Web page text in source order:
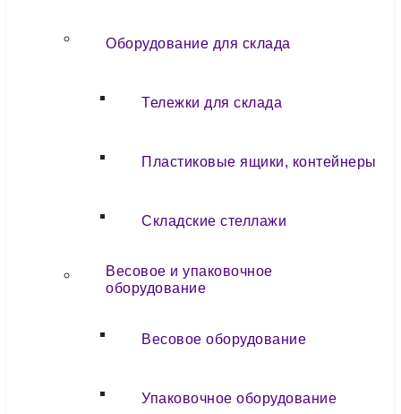
Оборудование для склада
Тележки для склада
Пластиковые ящики, контейнеры
Складские стеллажи
Весовое и упаковочное
оборудование
Весовое оборудование
Упаковочное оборудование